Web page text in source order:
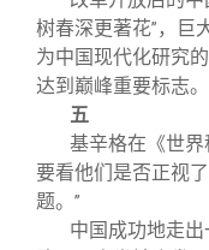
树春深更著花” ，巨
为中国现代化研究
达到巅峰重要标志。
五
基辛格在《世界
要看他们是否正视
题。 ”
中国成功地走